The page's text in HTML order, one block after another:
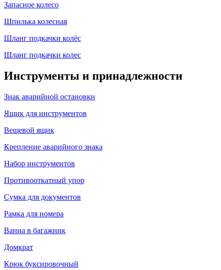
Запасное колесо
Шпилька колесная
Шланг подкачки колёс
Шланг подкачки колес
Инструменты и принадлежности
Знак аварийной остановки
Ящик для инструментов
Вещевой ящик
Крепление аварийного знака
Набор инструментов
Противооткатный упор
Сумка для документов
Рамка для номера
Ванна в багажник
Домкрат
Крюк буксировочный